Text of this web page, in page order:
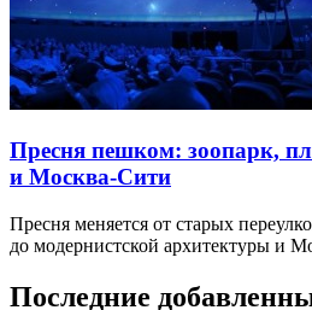
Пресня пешком: зоопарк,
и Москва-Сити
Пресня меняется от старых
до модернистской архитектуры и
Последние